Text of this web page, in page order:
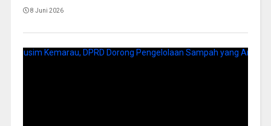
8 Juni 2026